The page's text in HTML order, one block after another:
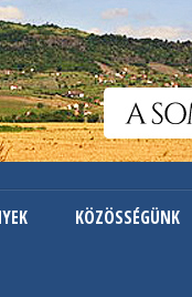
Ugrás
a
tartalomra
KÖZÖSSÉGÜNK